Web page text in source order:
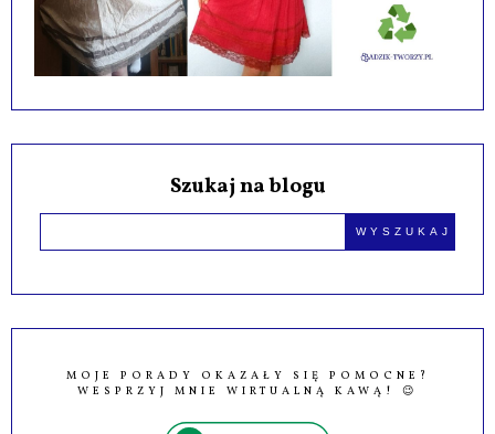
Szukaj na blogu
MOJE PORADY OKAZAŁY SIĘ POMOCNE?
WESPRZYJ MNIE WIRTUALNĄ KAWĄ! 😉